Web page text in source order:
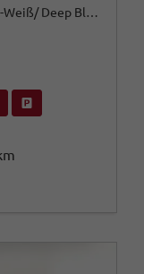
Candy-Weiß/ Deep Black Perleffek
Sie an
Fahrzeugexposé (PDF)